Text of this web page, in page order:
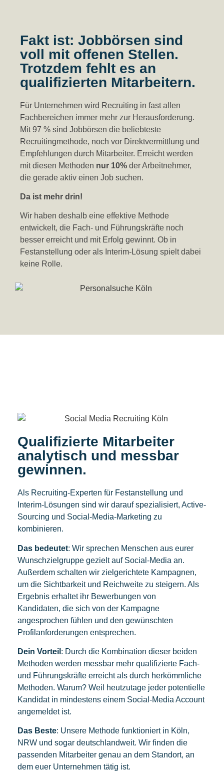
Fakt ist: Jobbörsen sind
voll mit offenen Stellen.
Trotzdem fehlt es an
qualifizierten Mitarbeitern.
Für Unternehmen wird Recruiting in fast allen
Fachbereichen immer mehr zur Herausforderung.
Mit 97 % sind Jobbörsen die beliebteste
Recruitingmethode, noch vor Direktvermittlung und
Empfehlungen durch Mitarbeiter. Erreicht werden
mit diesen Methoden nur 10% der Arbeitnehmer,
die gerade aktiv einen Job suchen.
Da ist mehr drin!
Wir haben deshalb eine effektive Methode
entwickelt, die Fach- und Führungskräfte noch
besser erreicht und mit Erfolg gewinnt. Ob in
Festanstellung oder als Interim-Lösung spielt dabei
keine Rolle.
Qualifizierte Mitarbeiter
analytisch und messbar
gewinnen.
Als Recruiting-Experten für Festanstellung und
Interim-Lösungen sind wir darauf spezialisiert, Active-
Sourcing und Social-Media-Marketing zu
kombinieren.
Das bedeutet: Wir sprechen Menschen aus eurer
Wunschzielgruppe gezielt auf Social-Media an.
Außerdem schalten wir zielgerichtete Kampagnen,
um die Sichtbarkeit und Reichweite zu steigern. Als
Ergebnis erhaltet ihr Bewerbungen von
Kandidaten, die sich von der Kampagne
angesprochen fühlen und den gewünschten
Profilanforderungen entsprechen.
Dein Vorteil : Durch die Kombination dieser beiden
Methoden werden messbar mehr qualifizierte Fach-
und Führungskräfte erreicht als durch herkömmliche
Methoden. Warum? Weil heutzutage jeder potentielle
Kandidat in mindestens einem Social-Media Account
angemeldet ist.
Das Beste: Unsere Methode funktioniert in Köln,
NRW und sogar deutschlandweit. Wir finden die
passenden Mitarbeiter genau an dem Standort, an
dem euer Unternehmen tätig ist.